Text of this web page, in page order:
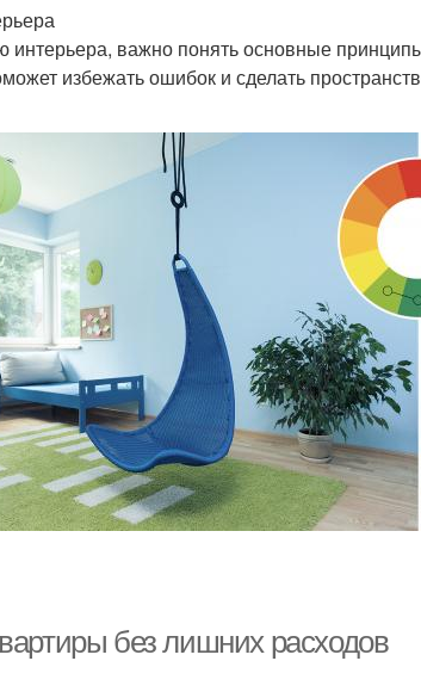
интерьера, важно понять основные
избежать ошибок и сделать
без лишних расходов